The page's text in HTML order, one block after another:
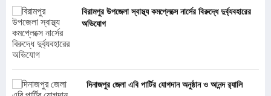
বিরামপুর উপজেলা স্বাস্থ্য কমপ্লেক্সে নার্সের বিরুদ্ধে দুর্ব্যবহারের
অভিযোগ
দিনাজপুর জেলা এবি পার্টির যোগদান অনুষ্ঠান ও আনন্দ র‍্যালি